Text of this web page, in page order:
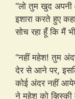
“लो तुम खुद अपनी
इशारा करते हुए
सोच रहा हूँ कि मैं
“नहीं महेश! तुम
देर से आने पर,
कोई अंदर नहीं
ने महेश को